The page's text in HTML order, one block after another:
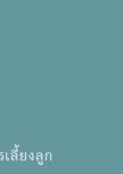
ลี้ยงลูก